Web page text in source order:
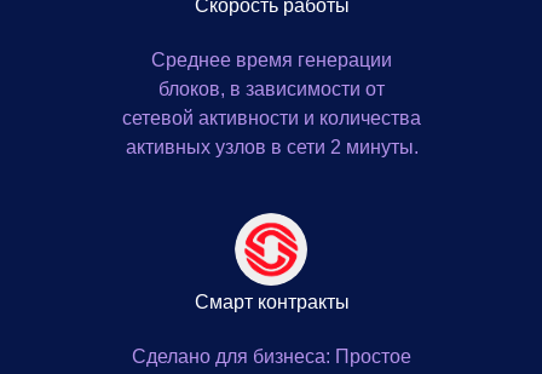
Среднее время генерации
блоков, в зависимости от
сетевой активности и количества
активных узлов в сети 2 минуты.
Скорость работы
Сделано для бизнеса: Простое
Cмарт контракты